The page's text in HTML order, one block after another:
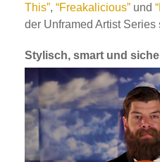
This”, “Freakalicious” und
der Unframed Artist
Stylisch, smart und